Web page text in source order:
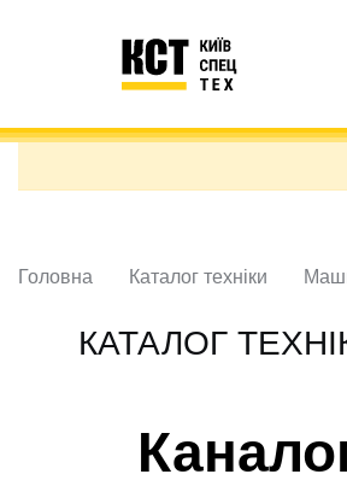
Головна Каталог техніки
КАТАЛОГ